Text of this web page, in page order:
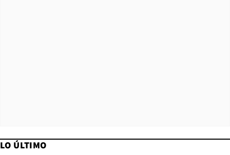
LO ÚLTIMO